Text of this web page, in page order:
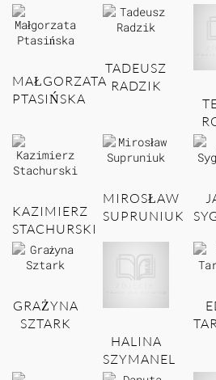
MAŁGORZATA
PTASIŃSKA
TADEUSZ
RADZIK
KAZIMIERZ
STACHURSKI
MIROSŁAW
SUPRUNIUK
GRAŻYNA
SZTARK
HALINA
SZYMANEL